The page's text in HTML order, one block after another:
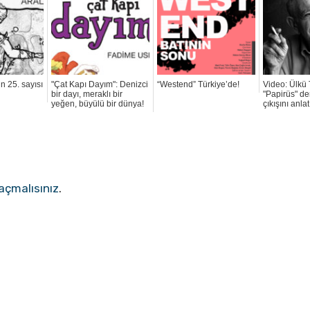
25. sayısı
"Çat Kapı Dayım": Denizci
bir dayı, meraklı bir
yeğen, büyülü bir dünya!
“Westend” Türkiye’de!
Video: Ülkü
"Papirüs"
çıkışını
.